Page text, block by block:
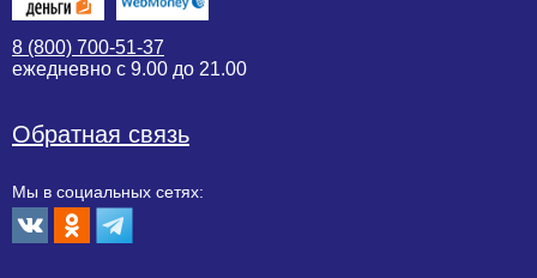
8 (800) 700-51-37
ежедневно с 9.00 до 21.00
Обратная связь
Мы в социальных сетях: